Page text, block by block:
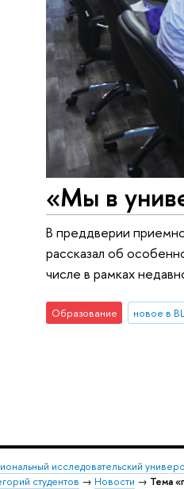
«Мы в
В преддверии
рассказал об
числе в рамках
Образование новое в
исследовательский
студентов → Новости → Тема